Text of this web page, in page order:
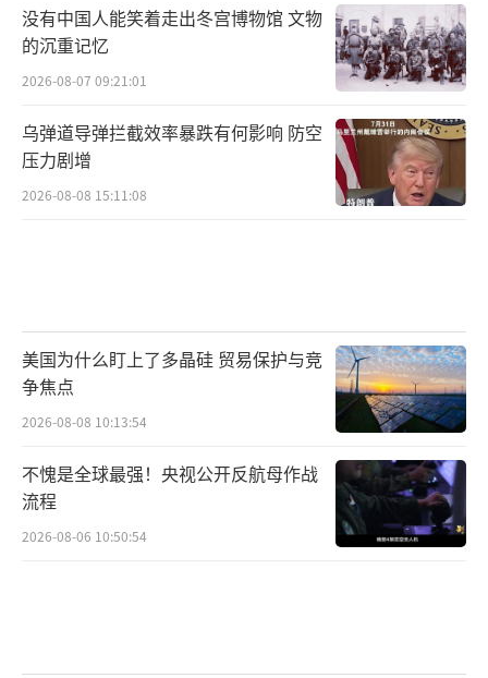
没有中国人能笑着走出冬宫博物馆 文物
的沉重记忆
2026-08-07 09:21:01
乌弹道导弹拦截效率暴跌有何影响 防空
压力剧增
2026-08-08 15:11:08
美国为什么盯上了多晶硅 贸易保护与竞
争焦点
2026-08-08 10:13:54
不愧是全球最强！央视公开反航母作战
流程
2026-08-06 10:50:54